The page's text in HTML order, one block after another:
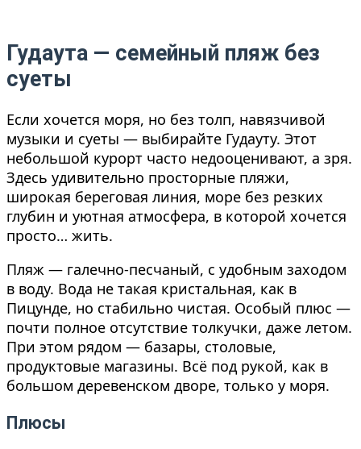
Гудаута — семейный пляж без
суеты
Если хочется моря, но без толп, навязчивой
музыки и суеты — выбирайте Гудауту. Этот
небольшой курорт часто недооценивают, а зря.
Здесь удивительно просторные пляжи,
широкая береговая линия, море без резких
глубин и уютная атмосфера, в которой хочется
просто… жить.
Пляж — галечно-песчаный, с удобным заходом
в воду. Вода не такая кристальная, как в
Пицунде, но стабильно чистая. Особый плюс —
почти полное отсутствие толкучки, даже летом.
При этом рядом — базары, столовые,
продуктовые магазины. Всё под рукой, как в
большом деревенском дворе, только у моря.
Плюсы